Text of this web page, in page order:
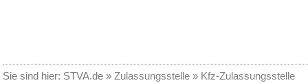
Sie sind hier: STVA.de » Zulassungsstelle » Kfz-Zulassungsstelle